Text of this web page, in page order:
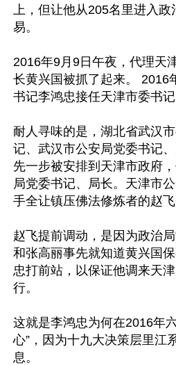
上，但让他从205名里进入
易。
2016年9月9日午夜，代理天
长黄兴国被抓了起来。 2016
书记李鸿忠接任天津市委书记
耐人寻味的是，湖北省武汉
记、武汉市公安局党委书记
先一步被安排到天津市政府
局党委书记、局长。天津市
手全让镇压佛法修炼者的赵飞
赵飞提前调动，是因为政治
和张高丽事先就知道黄兴国
忠打前站，以保证他调来天
行。
这就是李鸿忠为何在2016年
心”，因为十九大决策层里江
息。